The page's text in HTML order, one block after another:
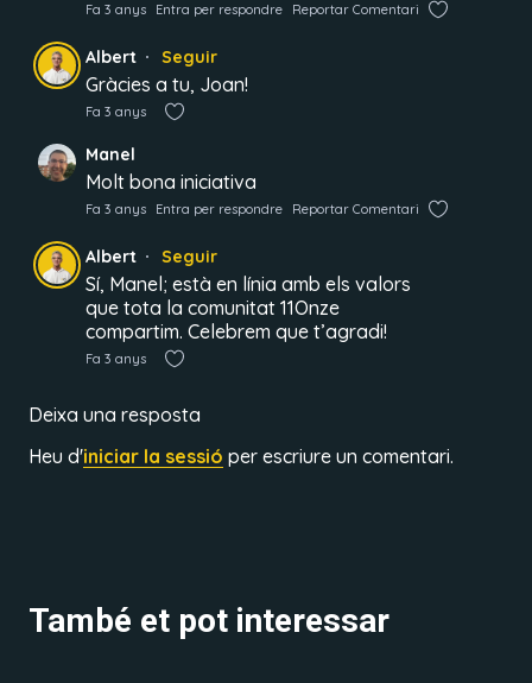
Fa 3 anys Entra per respondre Reportar Comentari
Albert Seguir
Gràcies a tu, Joan!
Fa 3 anys
Manel
Molt bona iniciativa
Fa 3 anys Entra per respondre Reportar Comentari
Albert Seguir
Sí, Manel; està en línia amb els valors
que tota la comunitat 11Onze
compartim. Celebrem que t’agradi!
Fa 3 anys
Deixa una resposta
Heu d'iniciar la sessió per escriure un comentari.
També et pot interessar